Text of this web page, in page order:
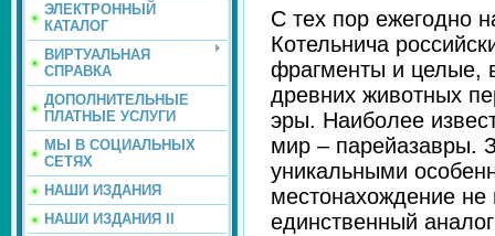
ЭЛЕКТРОННЫЙ
КАТАЛОГ
ВИРТУАЛЬНАЯ
СПРАВКА
ДОПОЛНИТЕЛЬНЫЕ
ПЛАТНЫЕ УСЛУГИ
МЫ В СОЦИАЛЬНЫХ
СЕТЯХ
НАШИ ИЗДАНИЯ
НАШИ ИЗДАНИЯ II
С тех пор ежегодно
Котельнича
фрагменты и целые,
древних животных
эры. Наиболее
мир – парейазавры.
уникальными
местонахождение
единственный